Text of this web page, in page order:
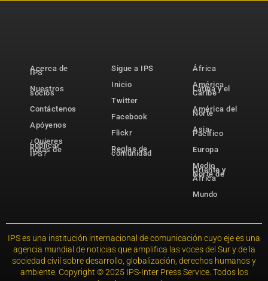
Acerca de
IPS
Nuestros
socios
Contáctenos
Apóyenos
¿Quieres
publicar
notas de
IPS?
Sigue a IPS
Inicio
Twitter
Facebook
Flickr
Reglas de
comunidad
África
América
Latina y el
Caribe
América del
Norte
Asia-
Pacífico
Europa
Medio
Oriente y
Norte de
África
Mundo
IPS es una institución internacional de comunicación cuyo eje es una
agencia mundial de noticias que amplifica las voces del Sur y de la
sociedad civil sobre desarrollo, globalización, derechos humanos y
ambiente. Copyright © 2025 IPS-Inter Press Service. Todos los